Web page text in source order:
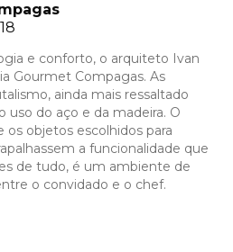
e conforto, o arquiteto Ivan
Gourmet Compagas. As
ainda mais ressaltado
uso do aço e da madeira. O
objetos escolhidos para
a funcionalidade que
de tudo, é um ambiente de
o convidado e o chef.